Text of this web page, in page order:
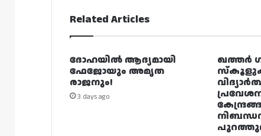
Related Articles
ദോഹയിൽ ആദ്യമായി
ഫേജോയും അമൃത
രാജനും!
3 days ago
ഖത്തർ